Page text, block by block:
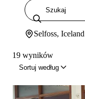
Selfoss, Iceland
19 wyników
Sortuj według